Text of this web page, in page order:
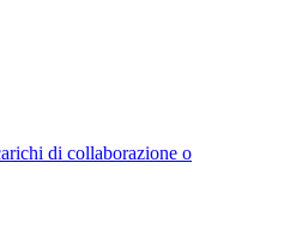
di collaborazione o